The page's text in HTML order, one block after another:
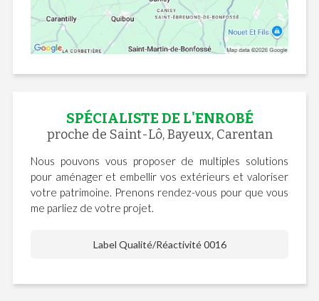
SPÉCIALISTE DE L'ENROBÉ
proche de Saint-Lô, Bayeux, Carentan
Nous pouvons vous proposer de multiples solutions
pour aménager et embellir vos extérieurs et valoriser
votre patrimoine. Prenons rendez-vous pour que vous
me parliez de votre projet.
Label Qualité/Réactivité 0016